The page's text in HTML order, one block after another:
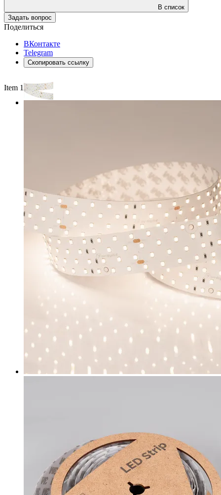
В список
Задать вопрос
Поделиться
ВКонтакте
Telegram
Скопировать ссылку
Item 1 of 3